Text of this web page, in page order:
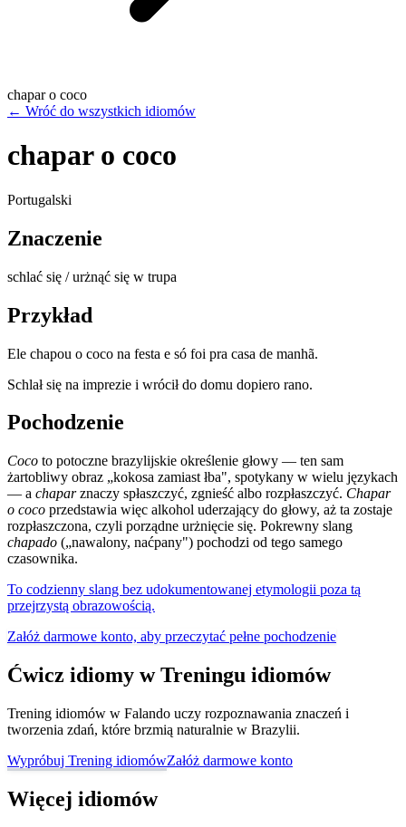
chapar o coco
← Wróć do wszystkich idiomów
chapar o coco
Portugalski
Znaczenie
schlać się / urżnąć się w trupa
Przykład
Ele chapou o coco na festa e só foi pra casa de manhã.
Schlał się na imprezie i wrócił do domu dopiero rano.
Pochodzenie
Coco to potoczne brazylijskie określenie głowy — ten sam
żartobliwy obraz „kokosa zamiast łba", spotykany w wielu językach
— a chaparznaczy spłaszczyć, zgnieść albo rozpłaszczyć. Chapar
o coco przedstawia więc alkohol uderzający do głowy, aż ta zostaje
rozpłaszczona, czyli porządne urżnięcie się. Pokrewny slang
chapado („nawalony, naćpany") pochodzi od tego samego
czasownika.
To codzienny slang bez udokumentowanej etymologii poza tą
przejrzystą obrazowością.
Załóż darmowe konto, aby przeczytać pełne pochodzenie
Ćwicz idiomy w Treningu idiomów
Trening idiomów w Falando uczy rozpoznawania znaczeń i
tworzenia zdań, które brzmią naturalnie w Brazylii.
Wypróbuj Trening idiomówZałóż darmowe konto
Więcej idiomów